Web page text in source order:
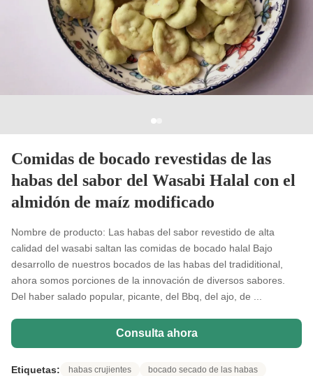
Comidas de bocado revestidas de las
habas del sabor del Wasabi Halal con el
almidón de maíz modificado
Nombre de producto: Las habas del sabor revestido de alta
calidad del wasabi saltan las comidas de bocado halal Bajo
desarrollo de nuestros bocados de las habas del tradiditional,
ahora somos porciones de la innovación de diversos sabores.
Del haber salado popular, picante, del Bbq, del ajo, de ...
Consulta ahora
Etiquetas: habas crujientes
bocado secado de las habas